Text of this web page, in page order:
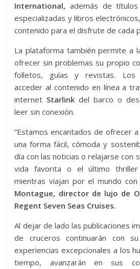
International, además de
especializadas y libros electrónicos,
contenido para el disfrute de cada
La plataforma también permite a
ofrecer sin problemas su propio
folletos, guías y revistas. Los
acceder al contenido en línea a
internet Starlink del barco o
leer sin conexión.
“Estamos encantados de ofrecer
una forma fácil, cómoda y
día con las noticias o relajarse con
vida favorita o el último
mientras viajan por el mundo con
Montague, director de lujo de
Regent Seven Seas Cruises.
Al dejar de lado las publicaciones
de cruceros continuarán con
experiencias excepcionales a los
tiempo, avanzarán en sus